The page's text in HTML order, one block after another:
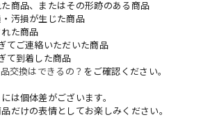
商品、またはその形跡のある商品
汚損が生じた商品
た商品
てご連絡いただいた商品
て到着した商品
交換はできるの？ をご確認ください。
は個体差がございます。
だけの表情としてお楽しみください。